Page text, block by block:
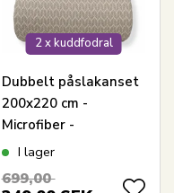
2 x kuddfodral
Dubbelt påslakanset
200x220 cm -
Microfiber -
Sandfärgat mönster
I lager
699,00